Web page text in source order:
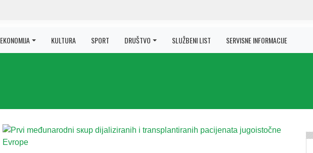
EKONOMIJA KULTURA SPORT DRUŠTVO SLUŽBENI LIST SERVISNE INFORMACIJE